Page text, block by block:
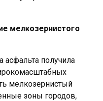
мелкозернистого
асфальта получила
мелкозернистый
зоны городов,